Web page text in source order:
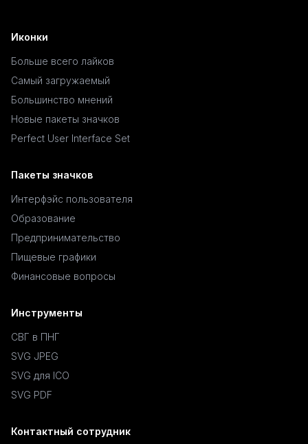
Иконки
Больше всего лайков
Самый загружаемый
Большинство мнений
Новые пакеты значков
Perfect User Interface Set
Пакеты значков
Интерфэйс пользователя
Образование
Предпринимательство
Пищевые графики
Финансовые вопросы
Инструменты
СВГ в ПНГ
SVG JPEG
SVG для ICO
SVG PDF
Контактный сотрудник